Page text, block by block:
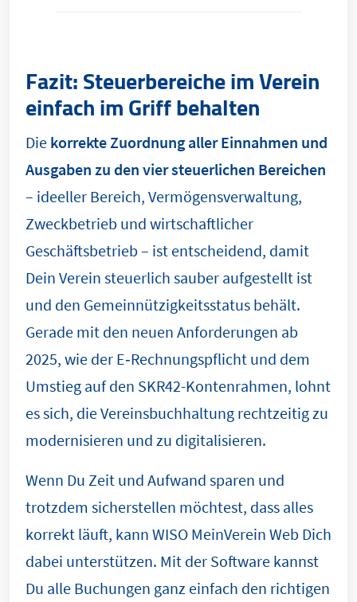
Fazit: Steuerbereiche im Verein
einfach im Griff behalten
Die korrekte Zuordnung aller Einnahmen und
Ausgaben zu den vier steuerlichen Bereichen
– ideeller Bereich, Vermögensverwaltung,
Zweckbetrieb und wirtschaftlicher
Geschäftsbetrieb – ist entscheidend, damit
Dein Verein steuerlich sauber aufgestellt ist
und den Gemeinnützigkeitsstatus behält.
Gerade mit den neuen Anforderungen ab
2025, wie der E‑Rechnungspflicht und dem
Umstieg auf den SKR42-Kontenrahmen, lohnt
es sich, die Vereinsbuchhaltung rechtzeitig zu
modernisieren und zu digitalisieren.
Wenn Du Zeit und Aufwand sparen und
trotzdem sicherstellen möchtest, dass alles
korrekt läuft, kann WISO MeinVerein Web Dich
dabei unterstützen. Mit der Software kannst
Du alle Buchungen ganz einfach den richtigen